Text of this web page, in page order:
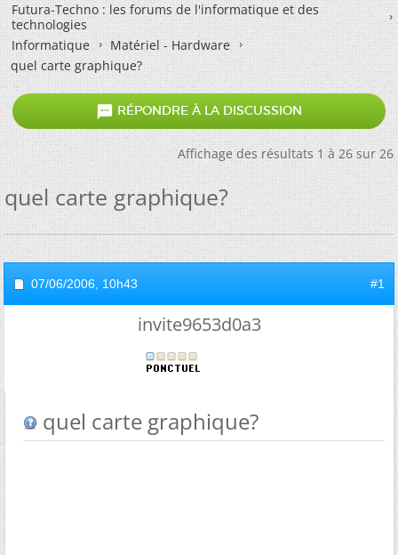
Futura-Techno : les forums de l'informatique et des
technologies
Informatique
Matériel - Hardware
quel carte graphique?
 RÉPONDRE À LA DISCUSSION
Affichage des résultats 1 à 26 sur 26
quel carte graphique?
07/06/2006, 10h43 #1
invite9653d0a3
quel carte graphique?